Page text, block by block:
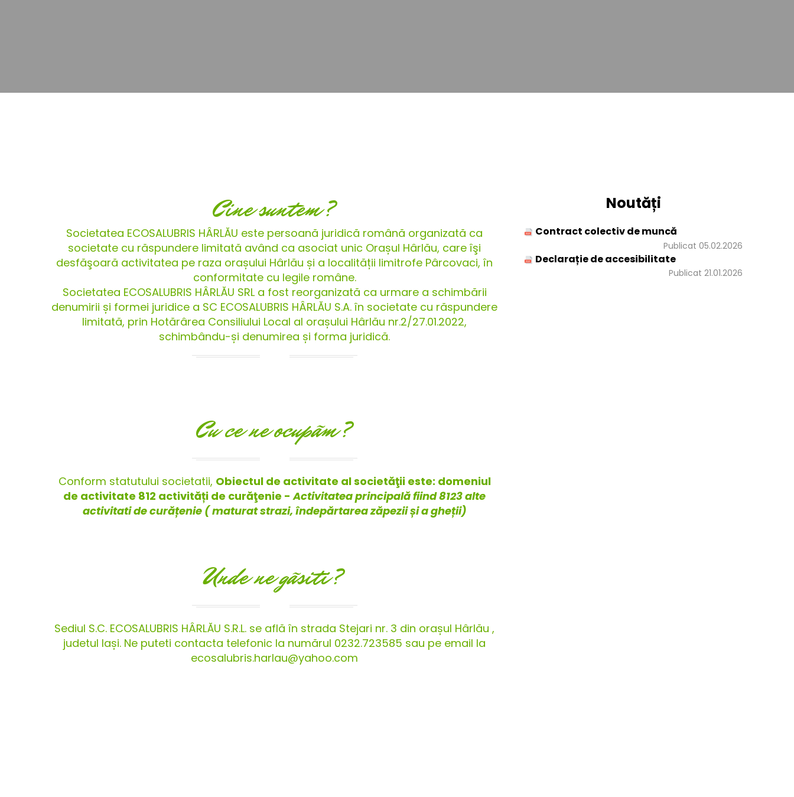
Cine suntem?
Societatea ECOSALUBRIS HÂRLĂU este persoană juridică română organizată ca
societate cu răspundere limitată având ca asociat unic Orașul Hârlău, care îşi
desfăşoară activitatea pe raza orașului Hârlău și a localității limitrofe Pârcovaci, în
conformitate cu legile române.
Societatea ECOSALUBRIS HÂRLĂU SRL a fost reorganizată ca urmare a schimbării
denumirii și formei juridice a SC ECOSALUBRIS HÂRLĂU S.A. în societate cu răspundere
limitată, prin Hotărârea Consiliului Local al orașului Hârlău nr.2/27.01.2022,
schimbându-și denumirea și forma juridică.
Cu ce ne ocupãm?
Conform statutului societatii, Obiectul de activitate al societăţii este: domeniul
de activitate 812 activități de curăţenie -Activitatea principală fiind 8123 alte
activitati de curățenie ( maturat strazi, îndepărtarea zăpezii și a gheții)
Unde ne gãsiti?
Sediul S.C. ECOSALUBRIS HÂRLĂU S.R.L. se află în strada Stejari nr. 3 din orașul Hârlău ,
judetul Iași. Ne puteti contacta telefonic la numărul 0232.723585 sau pe email la
ecosalubris.harlau@yahoo.com
Noutăți
Contract colectiv de muncă
Publicat 05.02.2026
Declarație de accesibilitate
Publicat 21.01.2026